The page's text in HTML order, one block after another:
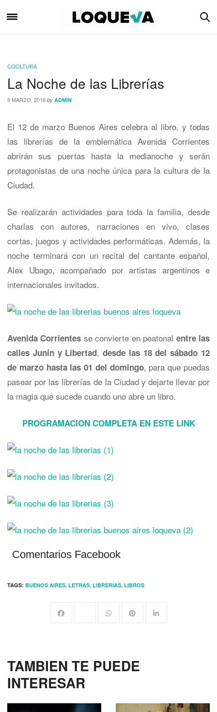
COOLTURA
La Noche de las Librerías
9 MARZO, 2016 by ADMIN
El 12 de marzo Buenos Aires celebra al libro, y todas
las librerías de la emblemática Avenida Corrientes
abrirán sus puertas hasta la medianoche y serán
protagonistas de una noche única para la cultura de la
Ciudad.
Se realizarán actividades para toda la familia, desde
charlas con autores, narraciones en vivo, clases
cortas, juegos y actividades performáticas. Además, la
noche terminará con un recital del cantante español,
Alex Ubago, acompañado por artistas argentinos e
internacionales invitados.
Avenida Corrientes se convierte en peatonal entre las
calles Junín y Libertad,desde las 18 del sábado 12
de marzo hasta las 01 del domingo, para que puedas
pasear por las librerías de la Ciudad y dejarte llevar por
la magia que sucede cuando uno abre un libro.
PROGRAMACION COMPLETA EN ESTE LINK
Comentarios Facebook
TAGS: BUENOS AIRES, LETRAS, LIBRERIAS, LIBROS
TAMBIEN TE PUEDE
INTERESAR